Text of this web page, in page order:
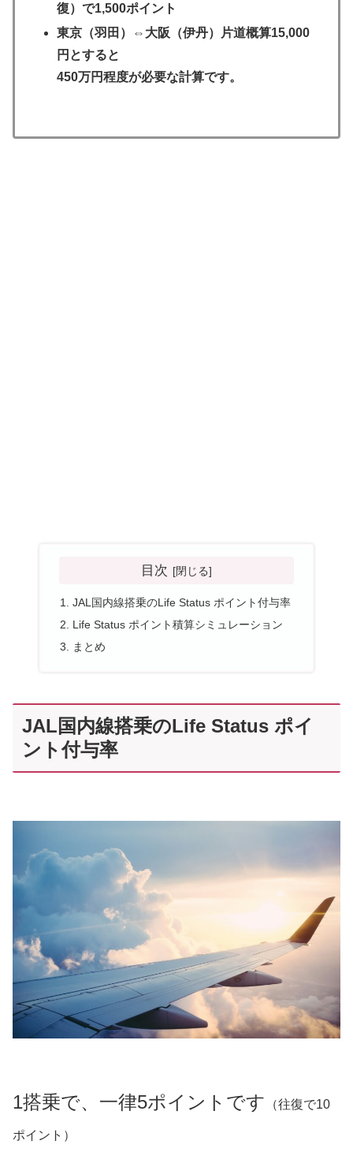
復）で1,500ポイント
東京（羽田）⇔大阪（伊丹）片道概算15,000
円とすると
450万円程度が必要な計算です。
目次
JAL国内線搭乗のLife Status ポイント付与率
Life Status ポイント積算シミュレーション
まとめ
JAL国内線搭乗のLife Status ポイ
ント付与率
1搭乗で、一律5ポイントです （往復で10
ポイント）